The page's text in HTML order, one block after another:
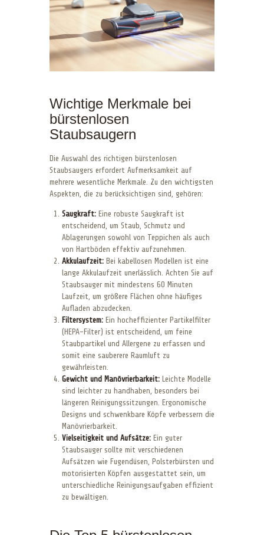
Wichtige Merkmale bei
bürstenlosen
Staubsaugern
Die Auswahl des richtigen bürstenlosen
Staubsaugers erfordert Aufmerksamkeit auf
mehrere wesentliche Merkmale. Zu den wichtigsten
Aspekten, die zu berücksichtigen sind, gehören:
Saugkraft: Eine robuste Saugkraft ist
entscheidend, um Staub, Schmutz und
Ablagerungen sowohl von Teppichen als auch
von Hartböden effektiv aufzunehmen.
Akkulaufzeit: Bei kabellosen Modellen ist eine
lange Akkulaufzeit unerlässlich. Achten Sie auf
Staubsauger mit mindestens 60 Minuten
Laufzeit, um größere Flächen ohne häufiges
Aufladen abzudecken.
Filtersystem: Ein hocheffizienter Partikelfilter
(HEPA-Filter) ist entscheidend, um feine
Staubpartikel und Allergene zu erfassen und
somit eine sauberere Raumluft zu
gewährleisten.
Gewicht und Manövrierbarkeit: Leichte Modelle
sind leichter zu handhaben, besonders bei
längeren Reinigungssitzungen. Ergonomische
Designs und schwenkbare Köpfe verbessern die
Manövrierbarkeit.
Vielseitigkeit und Aufsätze: Ein guter
Staubsauger sollte mit verschiedenen
Aufsätzen wie Fugendüsen, Polsterbürsten und
motorisierten Köpfen ausgestattet sein, um
unterschiedliche Reinigungsaufgaben effizient
zu bewältigen.